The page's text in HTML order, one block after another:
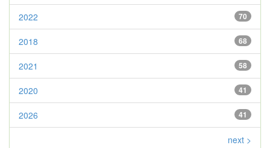
70
2022
68
2018
58
2021
41
2020
41
2026
next >